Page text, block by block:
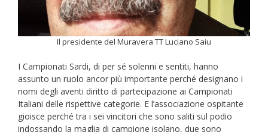
Il presidente del Muravera TT Luciano Saiu
I Campionati Sardi, di per sé solenni e sentiti, hanno
assunto un ruolo ancor più importante perché designano i
nomi degli aventi diritto di partecipazione ai Campionati
Italiani delle rispettive categorie. E l’associazione ospitante
gioisce perché tra i sei vincitori che sono saliti sul podio
indossando la maglia di campione isolano, due sono